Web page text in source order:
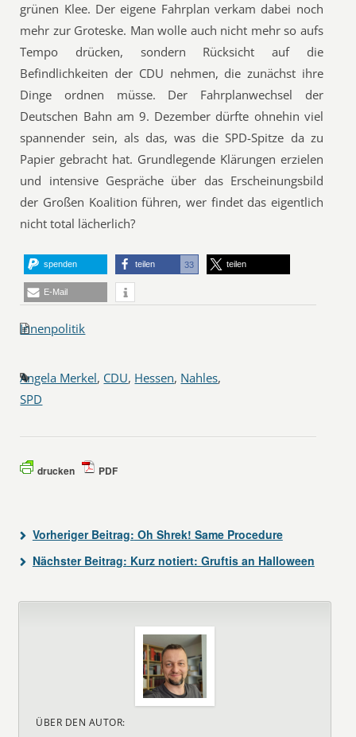
grünen Klee. Der eigene Fahrplan verkam dabei noch
mehr zur Groteske. Man wolle auch nicht mehr so aufs
Tempo drücken, sondern Rücksicht auf die
Befindlichkeiten der CDU nehmen, die zunächst ihre
Dinge ordnen müsse. Der Fahrplanwechsel der
Deutschen Bahn am 9. Dezember dürfte ohnehin viel
spannender sein, als das, was die SPD-Spitze da zu
Papier gebracht hat. Grundlegende Klärungen erzielen
und intensive Gespräche über das Erscheinungsbild
der Großen Koalition führen, wer findet das eigentlich
nicht total lächerlich?
spenden teilen 33 teilen
E-Mail
Innenpolitik
Angela Merkel, CDU, Hessen, Nahles,
SPD
drucken PDF
Vorheriger Beitrag: Oh Shrek! Same Procedure
Nächster Beitrag: Kurz notiert: Gruftis an Halloween
ÜBER DEN AUTOR: